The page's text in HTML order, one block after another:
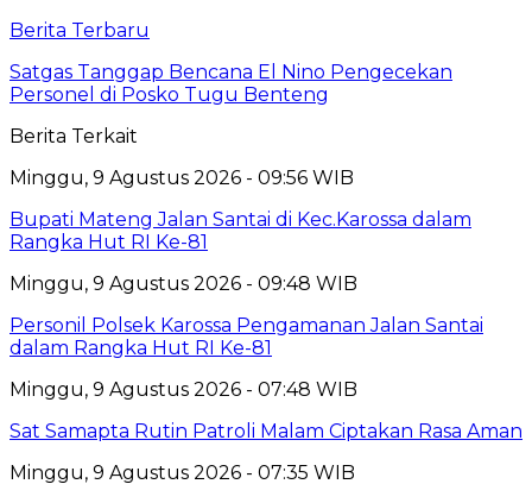
Berita Terbaru
Satgas Tanggap Bencana El Nino Pengecekan
Personel di Posko Tugu Benteng
Berita Terkait
Minggu, 9 Agustus 2026 - 09:56 WIB
Bupati Mateng Jalan Santai di Kec.Karossa dalam
Rangka Hut RI Ke-81
Minggu, 9 Agustus 2026 - 09:48 WIB
Personil Polsek Karossa Pengamanan Jalan Santai
dalam Rangka Hut RI Ke-81
Minggu, 9 Agustus 2026 - 07:48 WIB
Sat Samapta Rutin Patroli Malam Ciptakan Rasa Aman
Minggu, 9 Agustus 2026 - 07:35 WIB